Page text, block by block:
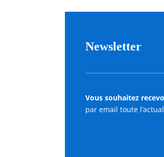
Newsletter
Vous souhaitez
par email toute